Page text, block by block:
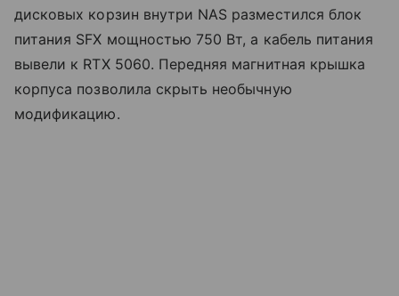
дисковых корзин внутри NAS разместился блок
питания SFX мощностью 750 Вт, а кабель питания
вывели к RTX 5060. Передняя магнитная крышка
корпуса позволила скрыть необычную
модификацию.